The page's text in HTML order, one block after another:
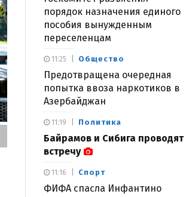
порядок назначения единого
пособия вынужденным
переселенцам
Общество
Предотвращена очередная
попытка ввоза наркотиков в
Азербайджан
11:25
Политика
Байрамов и Сибига проводят
встречу
11:19
Спорт
ФИФА спасла Инфантино
11:16